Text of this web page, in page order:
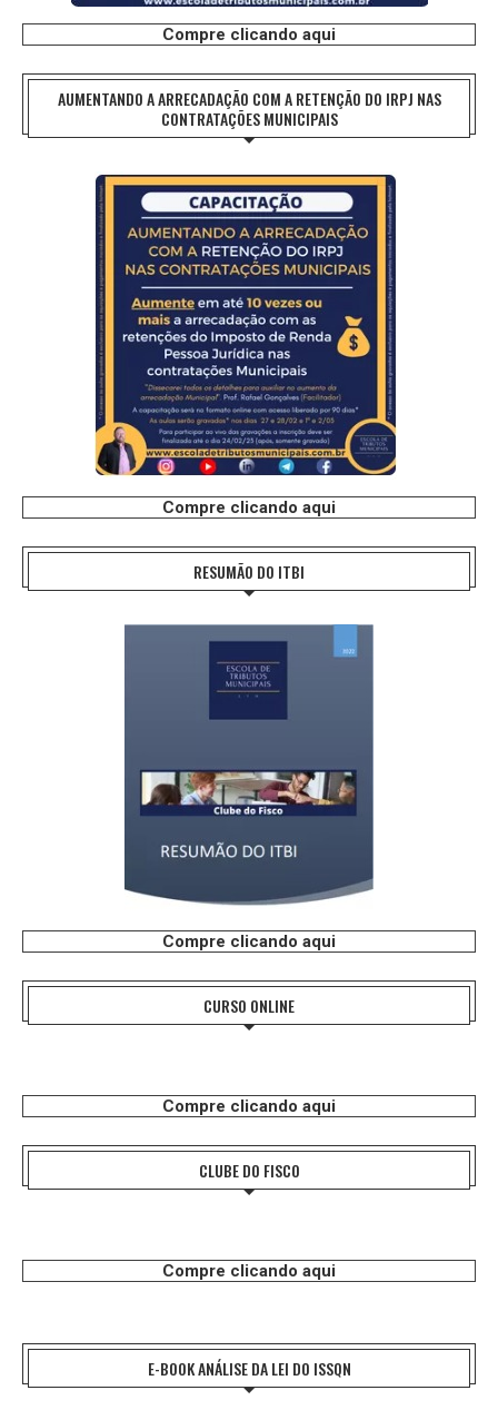
Compre clicando aqui
AUMENTANDO A ARRECADAÇÃO COM A RETENÇÃO DO IRPJ NAS
CONTRATAÇÕES MUNICIPAIS
Compre clicando aqui
RESUMÃO DO ITBI
Compre clicando aqui
CURSO ONLINE
Compre clicando aqui
CLUBE DO FISCO
Compre clicando aqui
E-BOOK ANÁLISE DA LEI DO ISSQN